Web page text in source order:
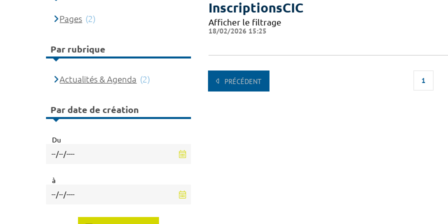
InscriptionsCIC
Afficher le filtrage
18/02/2026 15:25
PRÉCÉDENT 1
Pages (2)
Par rubrique
Actualités & Agenda (2)
Par date de création
Du
à